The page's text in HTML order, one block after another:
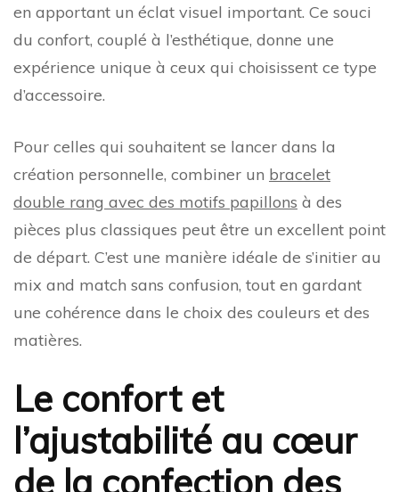
en apportant un éclat visuel important. Ce souci
du confort, couplé à l’esthétique, donne une
expérience unique à ceux qui choisissent ce type
d’accessoire.
Pour celles qui souhaitent se lancer dans la
création personnelle, combiner un bracelet
double rang avec des motifs papillons à des
pièces plus classiques peut être un excellent point
de départ. C’est une manière idéale de s’initier au
mix and match sans confusion, tout en gardant
une cohérence dans le choix des couleurs et des
matières.
Le confort et
l’ajustabilité au cœur
de la confection des